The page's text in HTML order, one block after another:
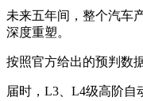
未来五年间，整个汽车
深度重塑。
按照官方给出的预判数
届时，L3、L4级高阶自